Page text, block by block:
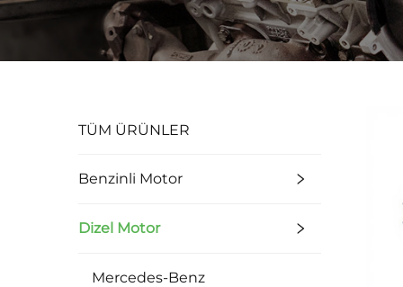
TÜM ÜRÜNLER
Benzinli Motor
Dizel Motor
Mercedes-Benz